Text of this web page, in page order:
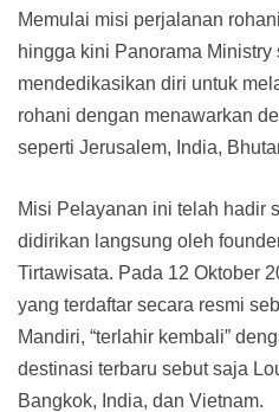
Memulai misi perjalanan
hingga kini Panorama Ministry
mendedikasikan diri untuk
rohani dengan menawarkan
seperti Jerusalem, India,
Misi Pelayanan ini telah hadir
didirikan langsung oleh
Tirtawisata. Pada 12 Oktober
yang terdaftar secara resmi
Mandiri, “terlahir kembali”
destinasi terbaru sebut saja
Bangkok, India, dan Vietnam.